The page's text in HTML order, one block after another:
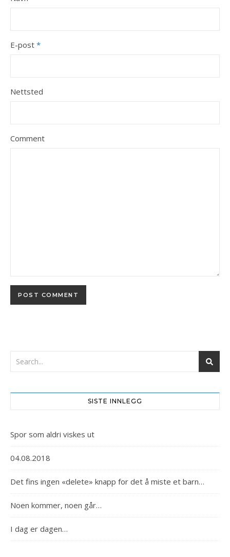
E-post *
Nettsted
Comment
SISTE INNLEGG
Spor som aldri viskes ut
04.08.2018
Det fins ingen «delete» knapp for det å miste et barn…
Noen kommer, noen går…
I dag er dagen…